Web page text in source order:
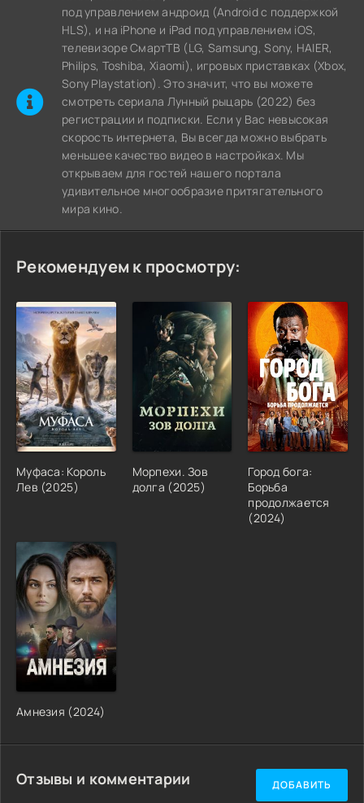
под управлением андроид (Android с поддержкой
HLS), и на iPhone и iPad под управлением iOS,
телевизоре СмартТВ (LG, Samsung, Sony, HAIER,
Philips, Toshiba, Xiaomi), игровых приставках (Xbox,
Sony Playstation). Это значит, что вы можете
cмотреть сериала Лунный рыцарь (2022) без
регистрации и подписки. Если у Вас невысокая
скорость интернета, Вы всегда можно выбрать
меньшее качество видео в настройках. Мы
открываем для гостей нашего портала
удивительное многообразие притягательного
мира кино.
Рекомендуем к просмотру:
Муфаса: Король
Лев (2025)
Морпехи. Зов
долга (2025)
Город бога:
Борьба
продолжается
(2024)
Амнезия (2024)
Отзывы и комментарии ДОБАВИТЬ